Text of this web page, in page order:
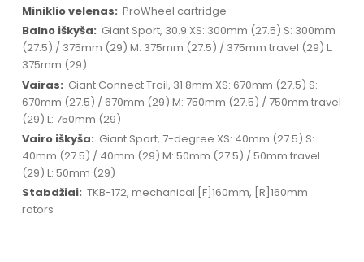
ProWheel cartridge
Giant Sport, 30.9 XS: 300mm (27.5) S: 300mm
(27.5) / 375mm (29) M: 375mm (27.5) / 375mm travel (29) L:
375mm (29)
Giant Connect Trail, 31.8mm XS: 670mm (27.5) S:
670mm (27.5) / 670mm (29) M: 750mm (27.5) / 750mm travel
(29) L: 750mm (29)
Giant Sport, 7-degree XS: 40mm (27.5) S:
40mm (27.5) / 40mm (29) M: 50mm (27.5) / 50mm travel
(29) L: 50mm (29)
TKB-172, mechanical [F]160mm, [R]160mm
rotors